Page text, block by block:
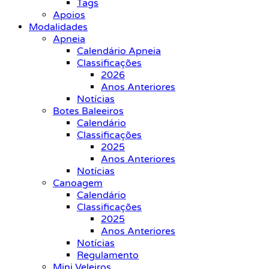
Tags
Apoios
Modalidades
Apneia
Calendário Apneia
Classificações
2026
Anos Anteriores
Notícias
Botes Baleeiros
Calendário
Classificações
2025
Anos Anteriores
Notícias
Canoagem
Calendário
Classificações
2025
Anos Anteriores
Notícias
Regulamento